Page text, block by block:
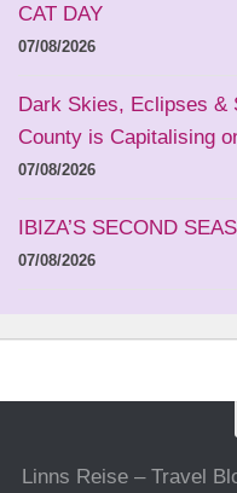
CAT DAY
07/08/2026
Dark Skies, Eclipses &
County is Capitalising
07/08/2026
IBIZA’S SECOND
07/08/2026
Linns Reise – Travel